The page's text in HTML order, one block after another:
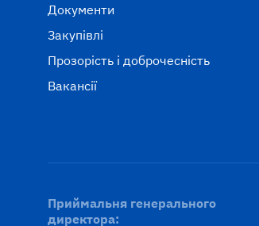
Документи
Закупівлі
Прозорість і доброчесність
Вакансії
Приймальня генерального
директора: